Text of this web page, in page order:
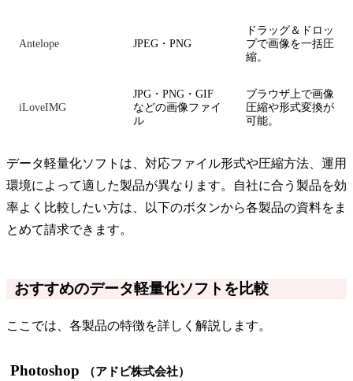
Antelope JPEG・PNG
ドラッグ＆ドロッ
プで画像を一括圧
縮。
iLoveIMG
JPG・PNG・GIF
などの画像ファイ
ル
ブラウザ上で画像
圧縮や形式変換が
可能。
データ軽量化ソフトは、対応ファイル形式や圧縮方法、運用
環境によって適した製品が異なります。自社に合う製品を効
率よく比較したい方は、以下のボタンから各製品の資料をま
とめて請求できます。
おすすめのデータ軽量化ソフトを比較
ここでは、各製品の特徴を詳しく解説します。
Photoshop （アドビ株式会社）